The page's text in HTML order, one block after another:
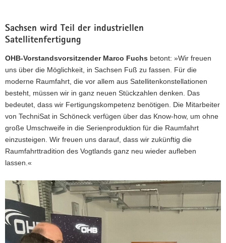
Sachsen wird Teil der industriellen
Satellitenfertigung
OHB-Vorstandsvorsitzender Marco Fuchs betont: »Wir freuen
uns über die Möglichkeit, in Sachsen Fuß zu fassen. Für die
moderne Raumfahrt, die vor allem aus Satellitenkonstellationen
besteht, müssen wir in ganz neuen Stückzahlen denken. Das
bedeutet, dass wir Fertigungskompetenz benötigen. Die Mitarbeiter
von TechniSat in Schöneck verfügen über das Know-how, um ohne
große Umschweife in die Serienproduktion für die Raumfahrt
einzusteigen. Wir freuen uns darauf, dass wir zukünftig die
Raumfahrttradition des Vogtlands ganz neu wieder aufleben
lassen.«